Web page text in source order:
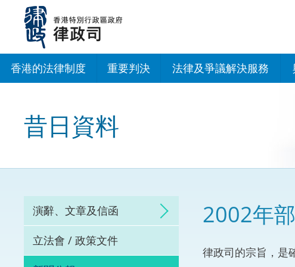
內
香港的法律制度 重要判決 法律及爭議解決服務
訴訟
網上爭議解決及法律科技
昔日資料
演辭、文章及信函
立法會 / 政策文件
2002年
律政司的宗旨，是